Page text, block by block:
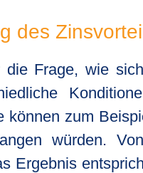
des
Frage, wie
können zum
würden.
Ergebnis